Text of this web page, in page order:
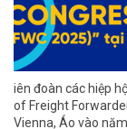
iên đoàn các hiệp
of Freight
Vienna, Áo vào